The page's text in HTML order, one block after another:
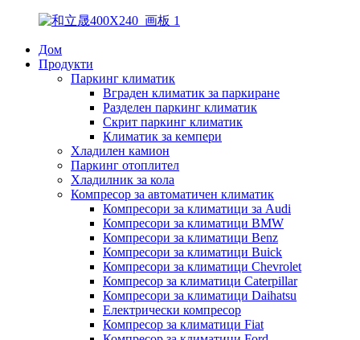
Дом
Продукти
Паркинг климатик
Вграден климатик за паркиране
Разделен паркинг климатик
Скрит паркинг климатик
Климатик за кемпери
Хладилен камион
Паркинг отоплител
Хладилник за кола
Компресор за автоматичен климатик
Компресори за климатици за Audi
Компресори за климатици BMW
Компресори за климатици Benz
Компресори за климатици Buick
Компресори за климатици Chevrolet
Компресор за климатици Caterpillar
Компресори за климатици Daihatsu
Електрически компресор
Компресор за климатици Fiat